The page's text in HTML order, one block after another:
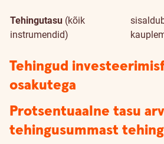
Tehingutasu (kõik
instrumendid)
Tehingud
osakutega
Protsentuaalne tasu
tehingusummast